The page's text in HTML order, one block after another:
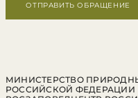
ОТПРАВИТЬ ОБРАЩЕНИЕ
МИНИСТЕРСТВО
РОССИЙСКОЙ ФЕДЕРАЦИИ